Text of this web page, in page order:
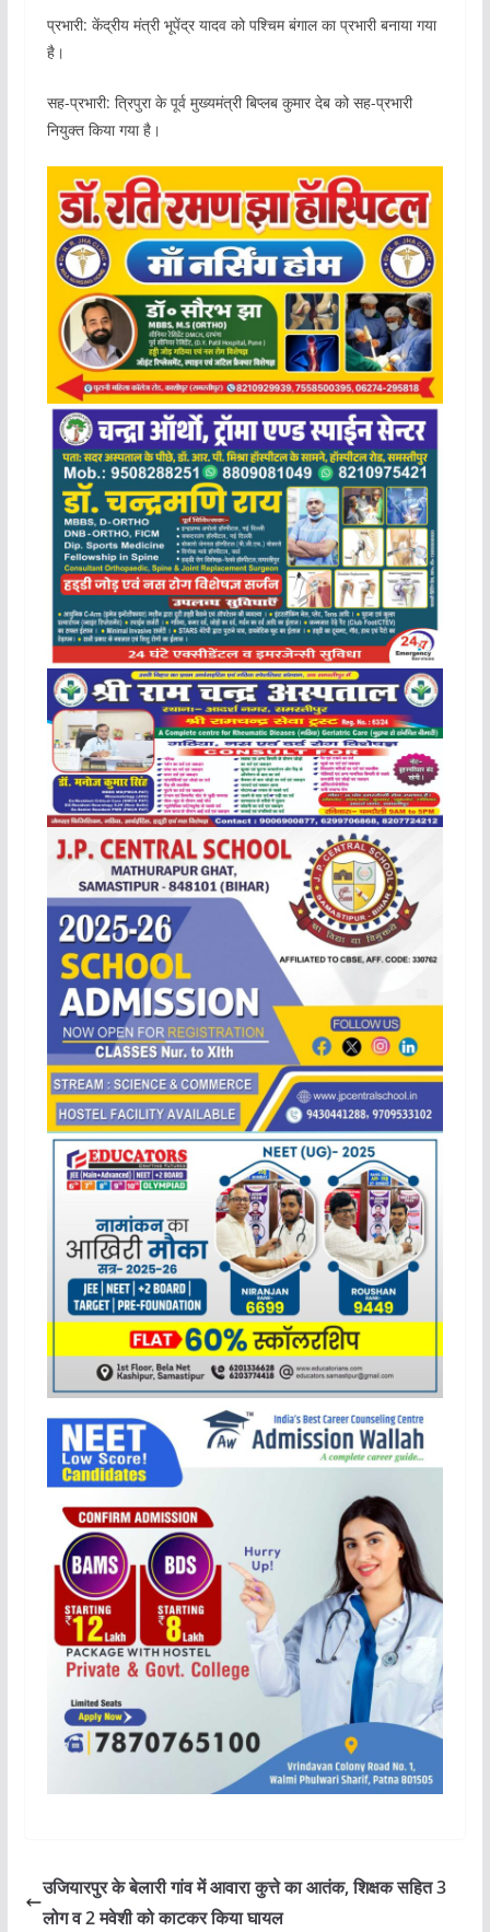
प्रभारी: केंद्रीय मंत्री भूपेंद्र यादव को पश्चिम बंगाल का प्रभारी बनाया गया
है।
सह-प्रभारी: त्रिपुरा के पूर्व मुख्यमंत्री बिप्लब कुमार देब को सह-प्रभारी
नियुक्त किया गया है।
उजियारपुर के बेलारी गांव में आवारा कुत्ते का आतंक, शिक्षक सहित 3
लोग व 2 मवेशी को काटकर किया घायल